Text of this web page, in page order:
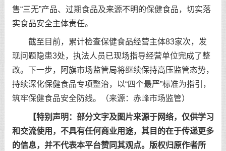
售“三无”产品、过期食品及来源不明的保健食品，切实落
实食品安全主体责任。
截至目前，累计检查保健食品经营主体83家次，发
现问题隐患3处，执法人员已现场指导经营单位完成了整
改。下一步，阿旗市场监管局将继续保持高压监管态势，
持续深化保健食品专项整治，以“四个最严”标准为指引，
筑牢保健食品安全防线。（来源：赤峰市场监管）
【特别声明：部分文字及图片来源于网络，仅供学习
和交流使用，不具有任何商业用途，其目的在于传递更多
的信息，并不代表本平台赞同其观点。版权归原作者所